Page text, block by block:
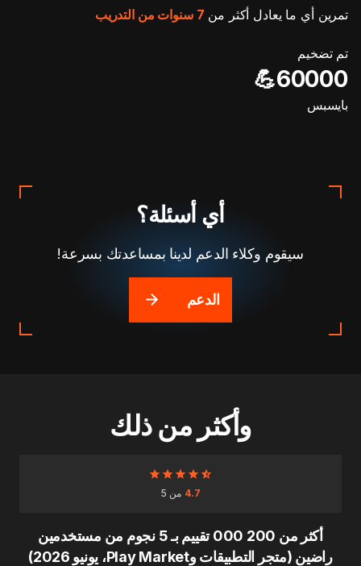
تمرين أي ما يعادل أكثر من 7 سنوات من التدريب
تم تضخيم
60000💪
بايسبس
أي أسئلة؟
سيقوم وكلاء الدعم لدينا بمساعدتك بسرعة!
الدعم
وأكثر من ذلك
4.7 من 5
أكثر من 200 000 تقييم بـ 5 نجوم من مستخدمين
راضين (متجر التطبيقات وPlay Market، يونيو 2026)